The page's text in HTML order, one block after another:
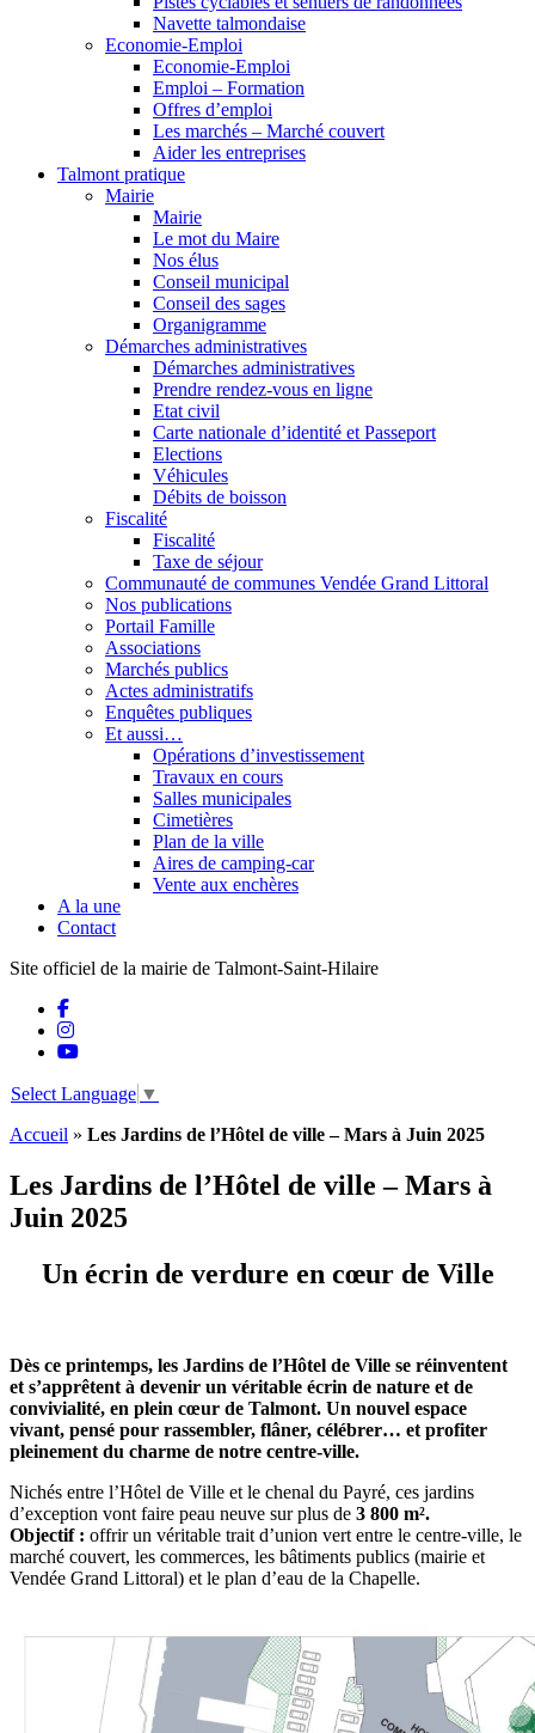
Navette talmondaise
Economie-Emploi
Economie-Emploi
Emploi – Formation
Offres d’emploi
Les marchés – Marché couvert
Aider les entreprises
Talmont pratique
Mairie
Mairie
Le mot du Maire
Nos élus
Conseil municipal
Conseil des sages
Organigramme
Démarches administratives
Démarches administratives
Prendre rendez-vous en ligne
Etat civil
Carte nationale d’identité et Passeport
Elections
Véhicules
Débits de boisson
Fiscalité
Fiscalité
Taxe de séjour
Communauté de communes Vendée Grand Littoral
Nos publications
Portail Famille
Associations
Marchés publics
Actes administratifs
Enquêtes publiques
Et aussi…
Opérations d’investissement
Travaux en cours
Salles municipales
Cimetières
Plan de la ville
Aires de camping-car
Vente aux enchères
A la une
Contact
Site officiel de la mairie de Talmont-Saint-Hilaire
Select Language ▼
Accueil » Les Jardins de l’Hôtel de ville – Mars à Juin 2025
Les Jardins de l’Hôtel de ville – Mars à
Juin 2025
Un écrin de verdure en cœur de Ville
Dès ce printemps, les Jardins de l’Hôtel de Ville se réinventent
et s’apprêtent à devenir un véritable écrin de nature et de
convivialité, en plein cœur de Talmont. Un nouvel espace
vivant, pensé pour rassembler, flâner, célébrer… et profiter
pleinement du charme de notre centre-ville.
Nichés entre l’Hôtel de Ville et le chenal du Payré, ces jardins
d’exception vont faire peau neuve sur plus de 3 800 m².
Objectif : offrir un véritable trait d’union vert entre le centre-ville, le
marché couvert, les commerces, les bâtiments publics (mairie et
Vendée Grand Littoral) et le plan d’eau de la Chapelle.